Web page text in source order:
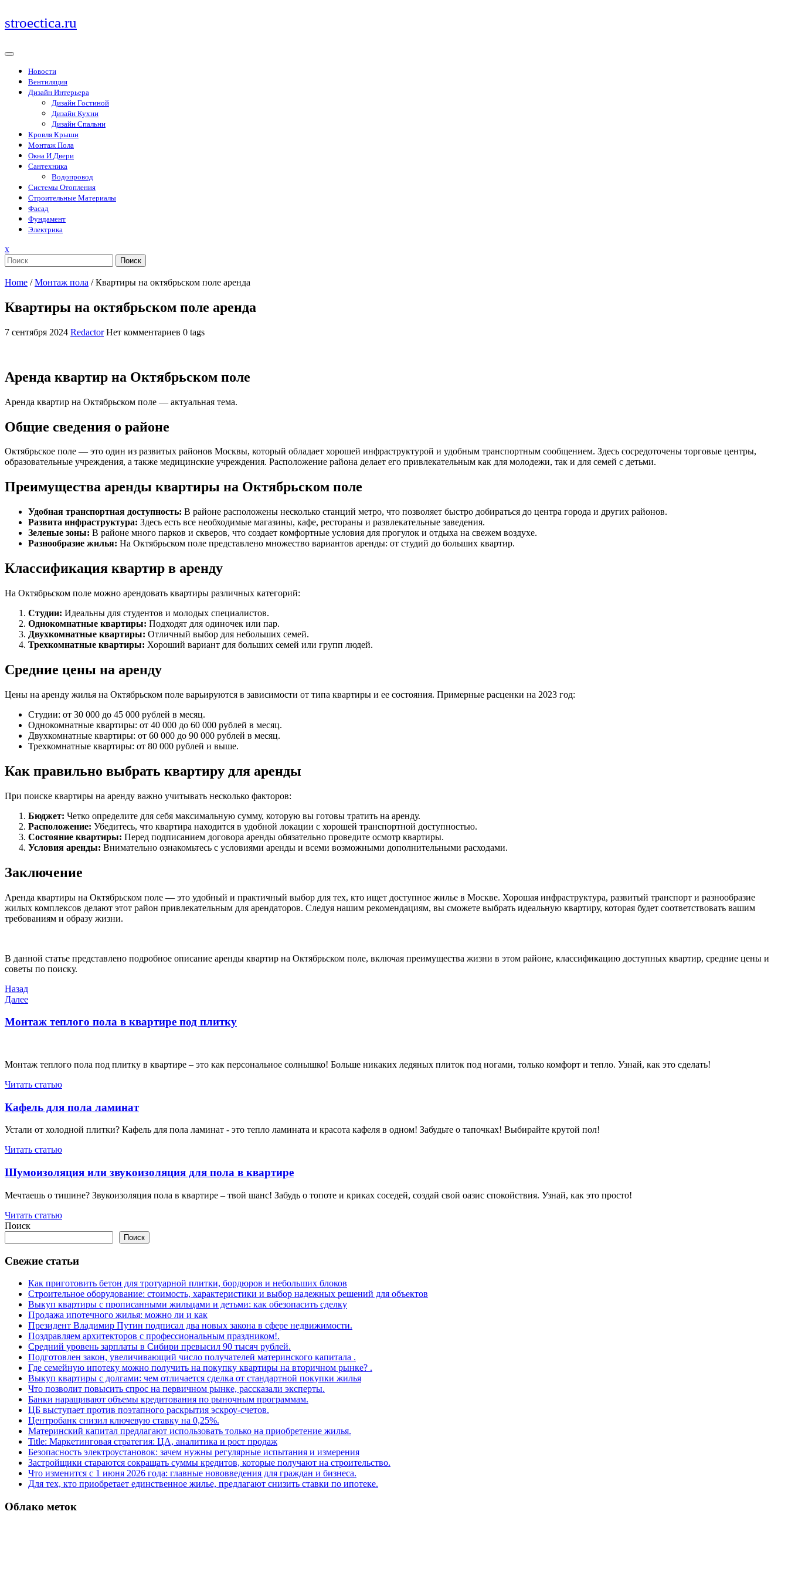
Перейти
к
stroectica.ru
Новости
Вентиляция
Дизайн Интерьера
Дизайн Гостиной
Дизайн Кухни
Дизайн Спальни
Кровля Крыши
Монтаж Пола
Окна И Двери
Сантехника
Водопровод
Системы Отопления
Строительные Материалы
Фасад
Фундамент
Электрика
xЗакрыть
меню
Поиск
Home /Монтаж пола /Квартиры на октябрьском поле аренда
Квартиры на октябрьском поле аренда
7 сентября 2024 Redactor Нет комментариев 0 tags
Аренда квартир на Октябрьском поле
Аренда квартир на Октябрьском поле — актуальная тема.
Общие сведения о районе
Октябрьское поле — это один из развитых районов Москвы, который обладает хорошей инфраструктурой и удобным транспортным сообщением. Здесь сосредоточены торговые центры,
образовательные учреждения, а также медицинские учреждения. Расположение района делает его привлекательным как для молодежи, так и для семей с детьми.
Преимущества аренды квартиры на Октябрьском поле
Удобная транспортная доступность: В районе расположены несколько станций метро, что позволяет быстро добираться до центра города и других районов.
Развита инфраструктура: Здесь есть все необходимые магазины, кафе, рестораны и развлекательные заведения.
Зеленые зоны: В районе много парков и скверов, что создает комфортные условия для прогулок и отдыха на свежем воздухе.
Разнообразие жилья: На Октябрьском поле представлено множество вариантов аренды: от студий до больших квартир.
Классификация квартир в аренду
На Октябрьском поле можно арендовать квартиры различных категорий:
Студии: Идеальны для студентов и молодых специалистов.
Однокомнатные квартиры: Подходят для одиночек или пар.
Двухкомнатные квартиры: Отличный выбор для небольших семей.
Трехкомнатные квартиры: Хороший вариант для больших семей или групп людей.
Средние цены на аренду
Цены на аренду жилья на Октябрьском поле варьируются в зависимости от типа квартиры и ее состояния. Примерные расценки на 2023 год:
Студии: от 30 000 до 45 000 рублей в месяц.
Однокомнатные квартиры: от 40 000 до 60 000 рублей в месяц.
Двухкомнатные квартиры: от 60 000 до 90 000 рублей в месяц.
Трехкомнатные квартиры: от 80 000 рублей и выше.
Как правильно выбрать квартиру для аренды
При поиске квартиры на аренду важно учитывать несколько факторов:
Бюджет: Четко определите для себя максимальную сумму, которую вы готовы тратить на аренду.
Расположение: Убедитесь, что квартира находится в удобной локации с хорошей транспортной доступностью.
Состояние квартиры: Перед подписанием договора аренды обязательно проведите осмотр квартиры.
Условия аренды: Внимательно ознакомьтесь с условиями аренды и всеми возможными дополнительными расходами.
Заключение
Аренда квартиры на Октябрьском поле — это удобный и практичный выбор для тех, кто ищет доступное жилье в Москве. Хорошая инфраструктура, развитый транспорт и разнообразие
жилых комплексов делают этот район привлекательным для арендаторов. Следуя нашим рекомендациям, вы сможете выбрать идеальную квартиру, которая будет соответствовать вашим
требованиям и образу жизни.
В данной статье представлено подробное описание аренды квартир на Октябрьском поле, включая преимущества жизни в этом районе, классификацию доступных квартир, средние цены и
советы по поиску.
Навигация
по
записям
Предыдущая
запись
Назад
Следующая
Далее
Монтаж теплого пола в квартире под плитку
Монтаж теплого пола под плитку в квартире – это как персональное солнышко! Больше никаких ледяных плиток под ногами, только комфорт и тепло. Узнай, как это сделать!
Читать статью
Кафель для пола ламинат
Устали от холодной плитки? Кафель для пола ламинат - это тепло ламината и красота кафеля в одном! Забудьте о тапочках! Выбирайте крутой пол!
Читать статью
Шумоизоляция или звукоизоляция для пола в квартире
Мечтаешь о тишине? Звукоизоляция пола в квартире – твой шанс! Забудь о топоте и криках соседей, создай свой оазис спокойствия. Узнай, как это просто!
Читать статью
Поиск
Поиск
Свежие статьи
Как приготовить бетон для тротуарной плитки, бордюров и небольших блоков
Строительное оборудование: стоимость, характеристики и выбор надежных решений для объектов
Выкуп квартиры с прописанными жильцами и детьми: как обезопасить сделку
Продажа ипотечного жилья: можно ли и как
Президент Владимир Путин подписал два новых закона в сфере недвижимости.
Поздравляем архитекторов с профессиональным праздником!.
Средний уровень зарплаты в Сибири превысил 90 тысяч рублей.
Подготовлен закон, увеличивающий число получателей материнского капитала .
Где семейную ипотеку можно получить на покупку квартиры на вторичном рынке? .
Выкуп квартиры с долгами: чем отличается сделка от стандартной покупки жилья
Что позволит повысить спрос на первичном рынке, рассказали эксперты.
Банки наращивают объемы кредитования по рыночным программам.
ЦБ выступает против поэтапного раскрытия эскроу-счетов.
Центробанк снизил ключевую ставку на 0,25%.
Материнский капитал предлагают использовать только на приобретение жилья.
Title: Маркетинговая стратегия: ЦА, аналитика и рост продаж
Безопасность электроустановок: зачем нужны регулярные испытания и измерения
Застройщики стараются сокращать суммы кредитов, которые получают на строительство.
Что изменится с 1 июня 2026 года: главные нововведения для граждан и бизнеса.
Для тех, кто приобретает единственное жилье, предлагают снизить ставки по ипотеке.
Облако меток